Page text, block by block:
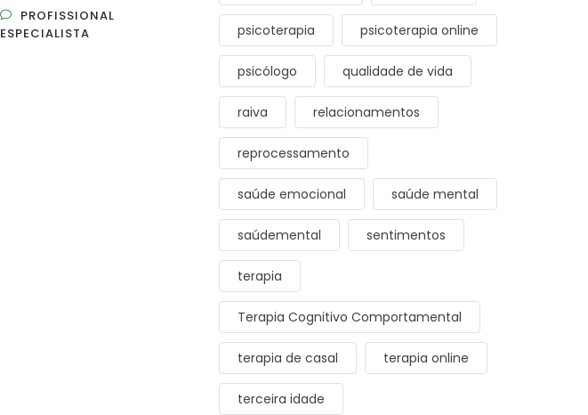
PROFISSIONAL
ESPECIALISTA
psicoterapia psicoterapia online
psicólogo qualidade de vida
raiva relacionamentos
reprocessamento
saúde emocional saúde mental
saúdemental sentimentos
terapia
Terapia Cognitivo Comportamental
terapia de casal terapia online
terceira idade